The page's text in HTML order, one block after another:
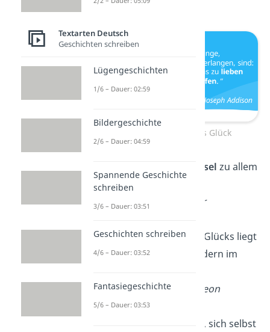
— Joseph Addison
Weisheiten über das Glück
Schlüssel zu allem
Guten im Leben.
— Albert Schweitzer
Das Geheimnis des Glücks liegt
nicht im Besitz, sondern im
— Charles H. Spurgeon
Glück besteht darin, sich selbst
Textarten Deutsch
Geschichten schreiben
Lügengeschichten
1/6 – Dauer: 02:59
Bildergeschichte
2/6 – Dauer: 04:59
Spannende Geschichte
schreiben
3/6 – Dauer: 03:51
Geschichten schreiben
4/6 – Dauer: 03:52
Fantasiegeschichte
5/6 – Dauer: 03:53